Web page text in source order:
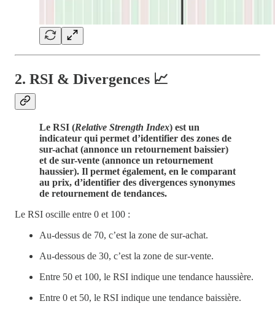
2. RSI & Divergences 📈
Le RSI (Relative Strength Index) est un
indicateur qui permet d’identifier des zones de
sur-achat (annonce un retournement baissier)
et de sur-vente (annonce un retournement
haussier). Il permet également, en le comparant
au prix, d’identifier des divergences synonymes
de retournement de tendances.
Le RSI oscille entre 0 et 100 :
Au-dessus de 70, c’est la zone de sur-achat.
Au-dessous de 30, c’est la zone de sur-vente.
Entre 50 et 100, le RSI indique une tendance haussière.
Entre 0 et 50, le RSI indique une tendance baissière.